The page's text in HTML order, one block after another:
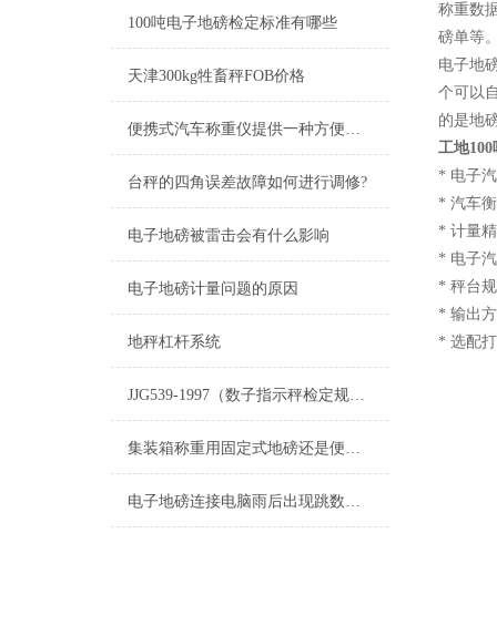
100吨电子地磅检定标准有哪些
天津300kg牲畜秤FOB价格
便携式汽车称重仪提供一种方便快速且准确的车辆载重测量方式
台秤的四角误差故障如何进行调修?
电子地磅被雷击会有什么影响
电子地磅计量问题的原因
地秤杠杆系统
JJG539-1997（数子指示秤检定规程》中关于调试前的准备工作
集装箱称重用固定式地磅还是便携式地磅？
电子地磅连接电脑雨后出现跳数怎么检修
称重数
磅单等
电子地
个可以
的是地
工地
* 电子
* 汽车
* 计量
* 电子
* 秤台
* 输出
* 选配